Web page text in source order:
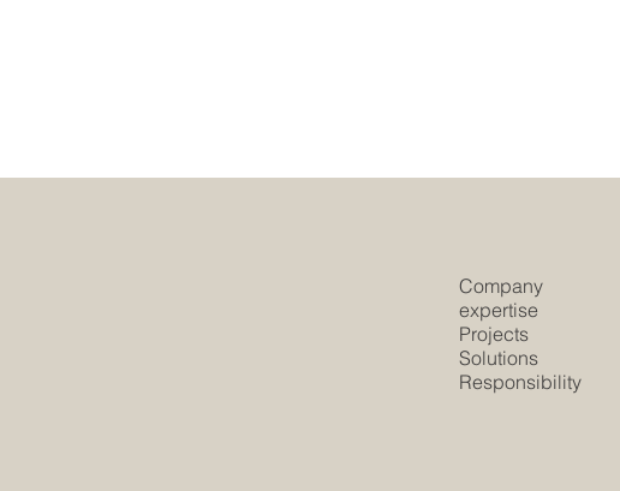
Company
expertise
Projects
Solutions
Responsibility